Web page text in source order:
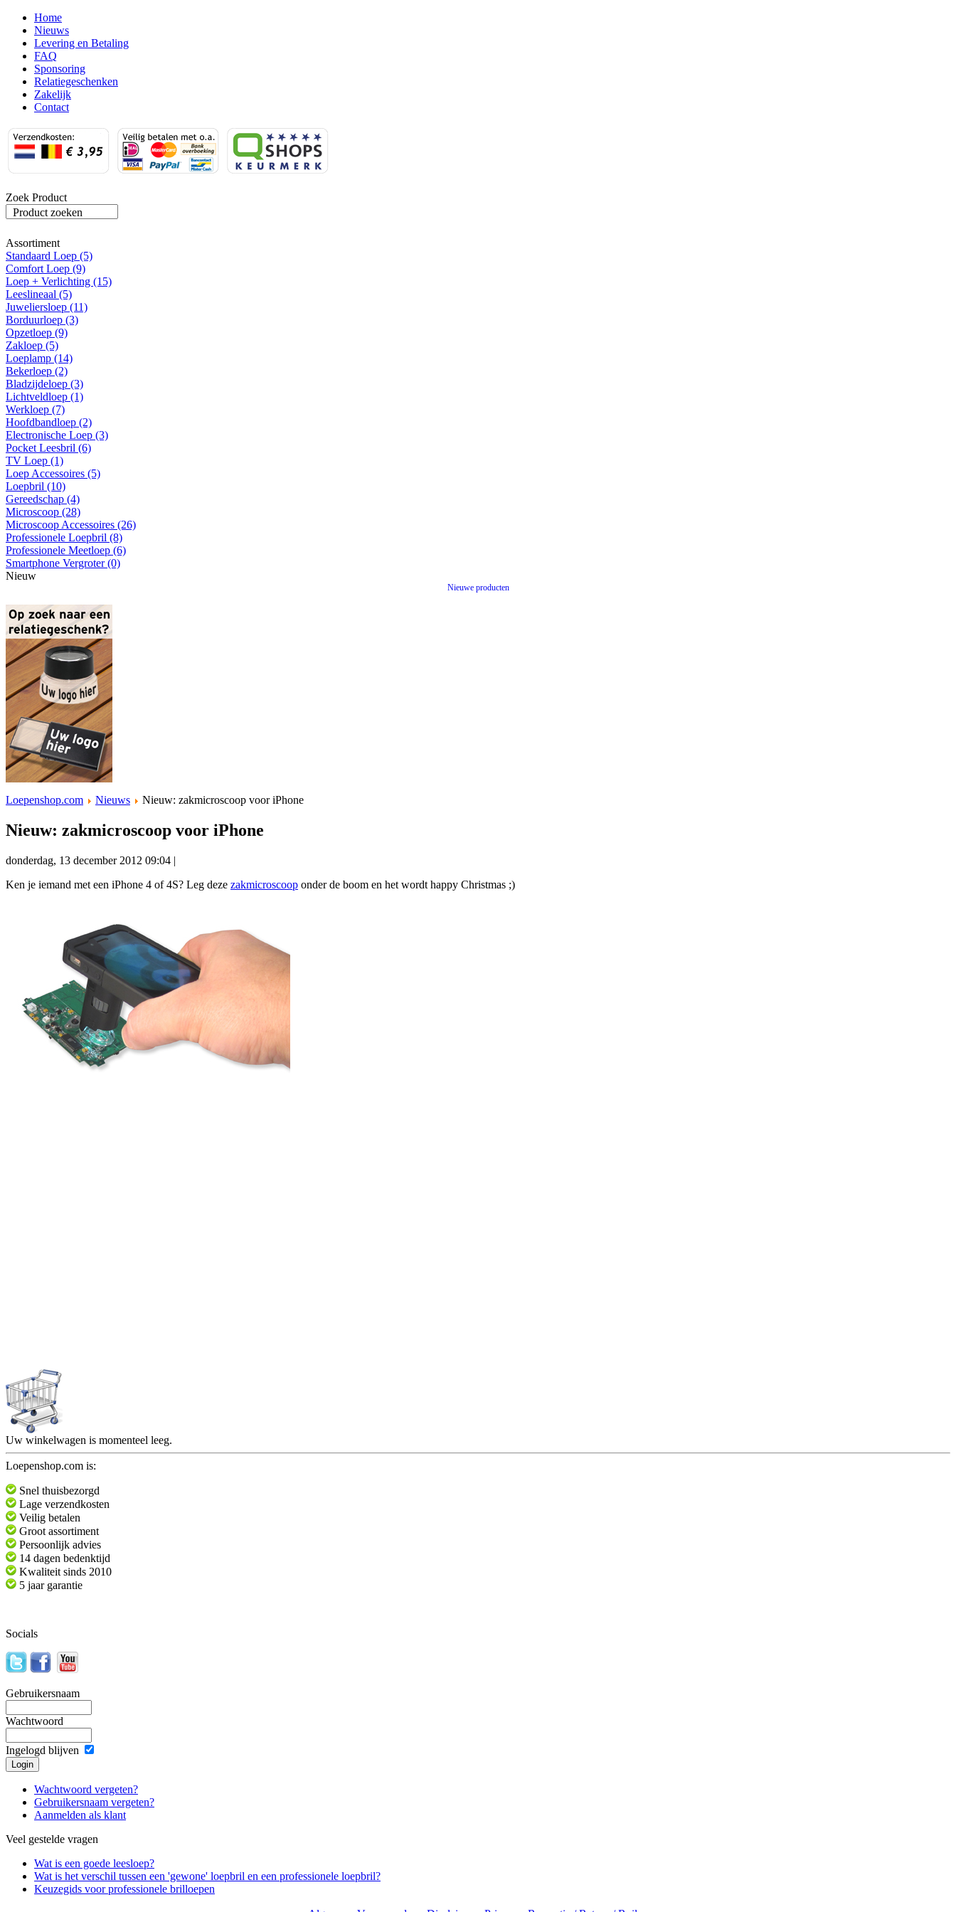
Home
Nieuws
Levering en Betaling
FAQ
Sponsoring
Relatiegeschenken
Zakelijk
Contact
Zoek Product
Product zoeken
Assortiment
Standaard Loep (5)
Comfort Loep (9)
Loep + Verlichting (15)
Leeslineaal (5)
Juweliersloep (11)
Borduurloep (3)
Opzetloep (9)
Zakloep (5)
Loeplamp (14)
Bekerloep (2)
Bladzijdeloep (3)
Lichtveldloep (1)
Werkloep (7)
Hoofdbandloep (2)
Electronische Loep (3)
Pocket Leesbril (6)
TV Loep (1)
Loep Accessoires (5)
Loepbril (10)
Gereedschap (4)
Microscoop (28)
Microscoop Accessoires (26)
Professionele Loepbril (8)
Professionele Meetloep (6)
Smartphone Vergroter (0)
Nieuw
Nieuwe producten
Loepenshop.com Nieuws Nieuw: zakmicroscoop voor iPhone
Nieuw: zakmicroscoop voor iPhone
donderdag, 13 december 2012 09:04 |
Ken je iemand met een iPhone 4 of 4S? Leg deze zakmicroscoop onder de boom en het wordt happy Christmas ;)
Uw winkelwagen is momenteel leeg.
Loepenshop.com is:
Snel thuisbezorgd
Lage verzendkosten
Veilig betalen
Groot assortiment
Persoonlijk advies
14 dagen bedenktijd
Kwaliteit sinds 2010
5 jaar garantie
Socials
Gebruikersnaam
Wachtwoord
Ingelogd blijven
Wachtwoord vergeten?
Gebruikersnaam vergeten?
Aanmelden als klant
Veel gestelde vragen
Wat is een goede leesloep?
Wat is het verschil tussen een 'gewone' loepbril en een professionele loepbril?
Keuzegids voor professionele brilloepen